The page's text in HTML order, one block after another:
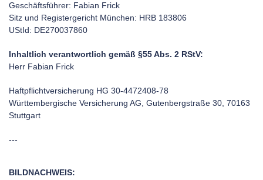
Geschäftsführer: Fabian Frick
Sitz und Registergericht München: HRB 183806
UStId: DE270037860
Inhaltlich verantwortlich gemäß §55 Abs. 2 RStV:
Herr Fabian Frick
Haftpflichtversicherung HG 30-4472408-78
Württembergische Versicherung AG, Gutenbergstraße 30, 70163
Stuttgart
---
BILDNACHWEIS: